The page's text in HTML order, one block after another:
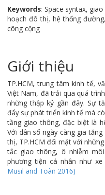
Keywords: Space syntax,
hoạch đô thị, hệ thống
công cộng
Giới thiệu
TP.HCM, trung tâm kinh tế,
Việt Nam, đã trải qua quá
những thập kỷ gần đây. Sự
đẩy sự phát triển kinh tế mà
tầng giao thông, đặc biệt là
Với dân số ngày càng gia
thị, TP.HCM đối mặt với
tắc giao thông, ô nhiễm
phương tiện cá nhân như
Musil and Toàn 2016)